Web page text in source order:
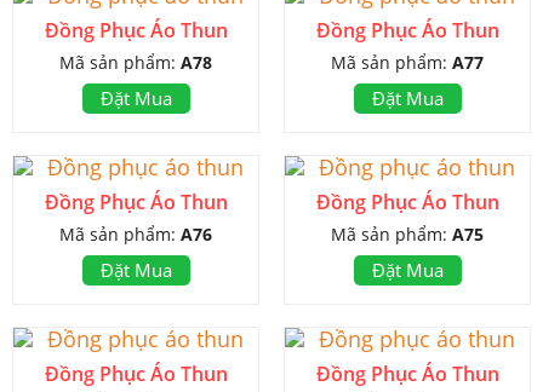
Đồng Phục Áo Thun
Mã sản phẩm: A78
Đặt Mua
Đồng Phục Áo Thun
Mã sản phẩm: A77
Đặt Mua
Đồng Phục Áo Thun
Mã sản phẩm: A76
Đặt Mua
Đồng Phục Áo Thun
Mã sản phẩm: A75
Đặt Mua
Đồng Phục Áo Thun Đồng Phục Áo Thun